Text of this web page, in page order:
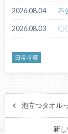
2026.08.04 不
2026.08.03 〇
日常考察
泡立つタオル
新